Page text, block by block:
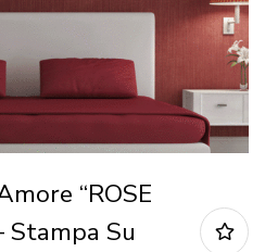
“ROSE
Stampa Su